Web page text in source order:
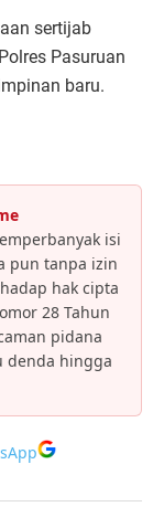
sertijab
Pasuruan
baru.
isi
pun tanpa izin
hak cipta
28 Tahun
pidana
denda hingga